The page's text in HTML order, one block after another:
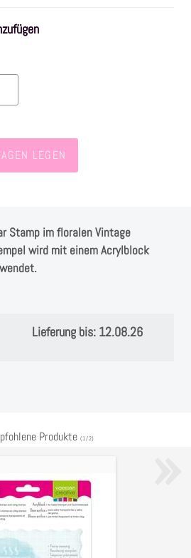
LEGEN
Stamp im floralen Vintage
wird mit einem Acrylblock
Lieferung bis: 12.08.26
Produkte ( 1 /2) »